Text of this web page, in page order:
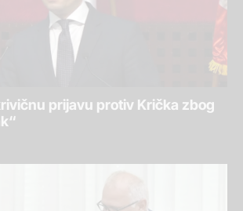
prijavu protiv Krička zbog